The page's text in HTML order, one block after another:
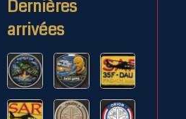
Dernières
arrivées